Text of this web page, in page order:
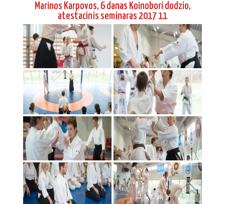
Marinos Karpovos, 6 danas Koinobori dodzio,
atestacinis seminaras 2017 11